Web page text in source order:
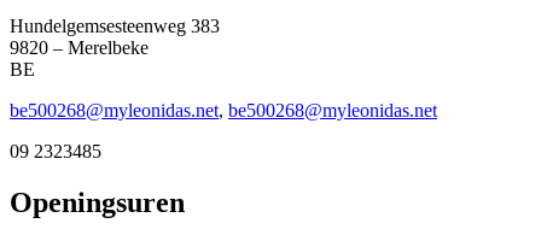
Hundelgemsesteenweg 383
9820 – Merelbeke
BE
be500268@myleonidas.net, be500268@myleonidas.net
09 2323485
Openingsuren